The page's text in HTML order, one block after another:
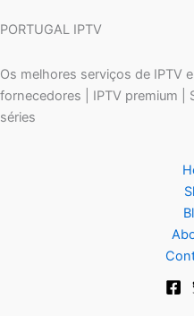
PORTUGAL IPTV
Os melhores serviços de IPTV
fornecedores | IPTV premium |
séries